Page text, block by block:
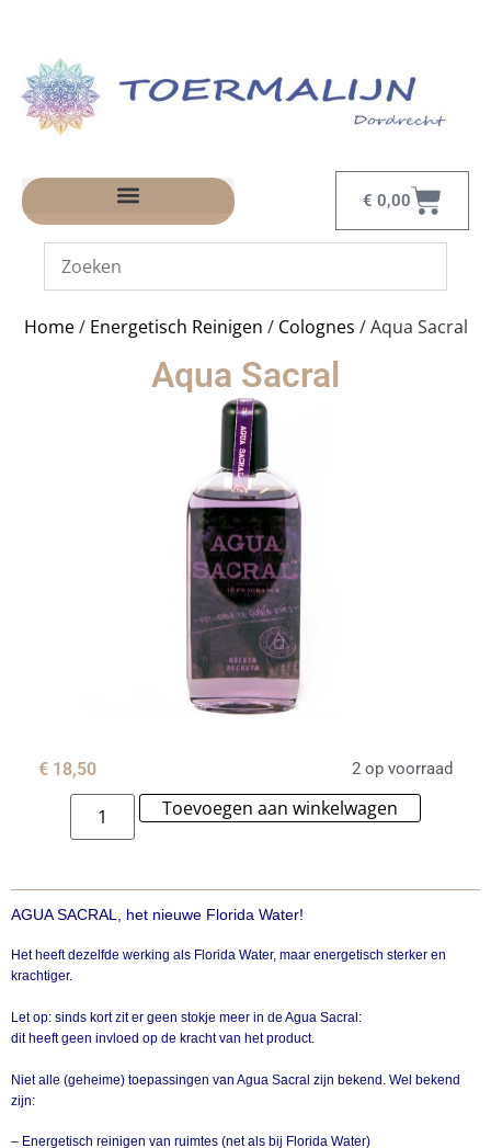
€ 0,00
Home/ Energetisch Reinigen / Colognes / Aqua Sacral
Aqua Sacral
€ 18,50 2 op voorraad
Toevoegen aan winkelwagen
AGUA SACRAL, het nieuwe Florida Water!
Het heeft dezelfde werking als Florida Water, maar energetisch sterker en
krachtiger.
Let op: sinds kort zit er geen stokje meer in de Agua Sacral:
dit heeft geen invloed op de kracht van het product.
Niet alle (geheime) toepassingen van Agua Sacral zijn bekend. Wel bekend
zijn:
– Energetisch reinigen van ruimtes (net als bij Florida Water)